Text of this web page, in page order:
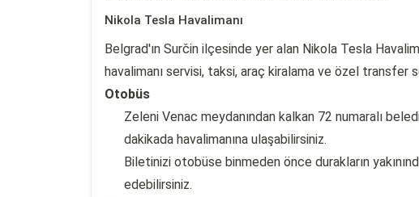
Nikola Tesla Havalimanı
Belgrad'ın Surčin ilçesinde yer alan Nikola Tesla
havalimanı servisi, taksi, araç kiralama ve özel transfer
Otobüs
Zeleni Venac meydanından kalkan 72 numaralı
dakikada havalimanına ulaşabilirsiniz.
Biletinizi otobüse binmeden önce durakların
edebilirsiniz.